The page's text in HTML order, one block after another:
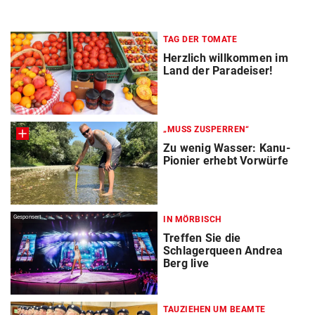
TAG DER TOMATE
Herzlich willkommen im
Land der Paradeiser!
„MUSS ZUSPERREN“
Zu wenig Wasser: Kanu-
Pionier erhebt Vorwürfe
Gesponsert IN MÖRBISCH
Treffen Sie die
Schlagerqueen Andrea
Berg live
TAUZIEHEN UM BEAMTE